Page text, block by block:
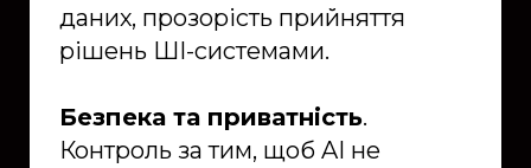
даних, прозорість прийняття
рішень ШІ-системами.
Безпека та приватність.
Контроль за тим, щоб AI не